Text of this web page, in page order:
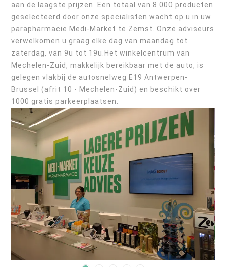
aan de laagste prijzen. Een totaal van 8.000 producten
geselecteerd door onze specialisten wacht op u in uw
parapharmacie Medi-Market te Zemst. Onze adviseurs
verwelkomen u graag elke dag van maandag tot
zaterdag, van 9u tot 19u.Het winkelcentrum van
Mechelen-Zuid, makkelijk bereikbaar met de auto, is
gelegen vlakbij de autosnelweg E19 Antwerpen-
Brussel (afrit 10 - Mechelen-Zuid) en beschikt over
1000 gratis parkeerplaatsen.